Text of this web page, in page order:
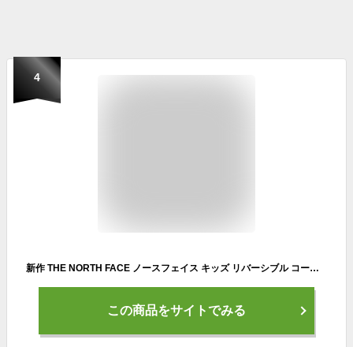
4
新作 THE NORTH FACE ノースフェイス キッズ リバーシブル コージー ネック ゲイター KIDS REVERSIBLE COZY NECK GAITER ネックウォーマー ネックゲイター NNJ72200 キッズ
この商品をサイトでみる